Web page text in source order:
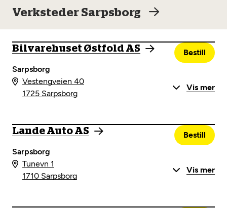
Verksteder Sarpsborg
Bilvarehuset Østfold AS
Sarpsborg
Bestill
Vestengveien 40
1725 Sarpsborg
Vis mer
Lande Auto AS
Sarpsborg
Bestill
Tunevn 1
1710 Sarpsborg
Vis mer